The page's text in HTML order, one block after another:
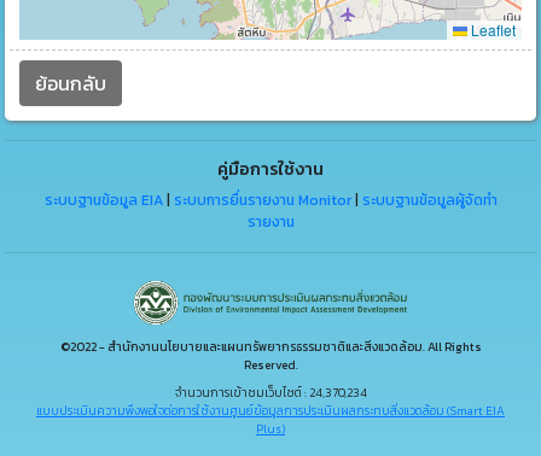
Leaflet
ย้อนกลับ
คู่มือการใช้งาน
ระบบฐานข้อมูล EIA| ระบบการยื่นรายงาน Monitor| ระบบฐานข้อมูลผู้จัดทำ
รายงาน
©2022 - สำนักงานนโยบายและแผนทรัพยากรธรรมชาติและสิ่งแวดล้อม. All Rights
Reserved.
จำนวนการเข้าชมเว็บไซต์ : 24,370,234
แบบประเมินความพึงพอใจต่อการใช้งานศูนย์ข้อมูลการประเมินผลกระทบสิ่งแวดล้อม (Smart EIA
Plus)